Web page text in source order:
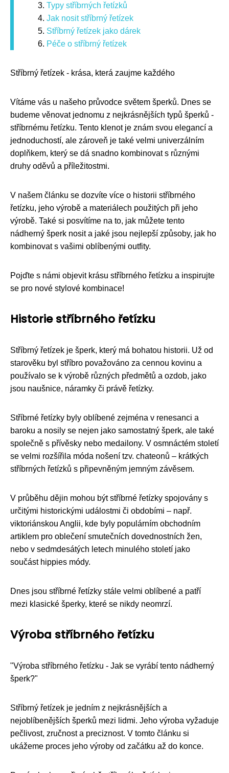
Typy stříbrných řetízků
Jak nosit stříbrný řetízek
Stříbrný řetízek jako dárek
Péče o stříbrný řetízek
Stříbrný řetízek - krása, která zaujme každého
Vítáme vás u našeho průvodce světem šperků. Dnes se
budeme věnovat jednomu z nejkrásnějších typů šperků -
stříbrnému řetízku. Tento klenot je znám svou elegancí a
jednoduchostí, ale zároveň je také velmi univerzálním
doplňkem, který se dá snadno kombinovat s různými
druhy oděvů a příležitostmi.
V našem článku se dozvíte více o historii stříbrného
řetízku, jeho výrobě a materiálech použitých při jeho
výrobě. Také si posvítíme na to, jak můžete tento
nádherný šperk nosit a jaké jsou nejlepší způsoby, jak ho
kombinovat s vašimi oblíbenými outfity.
Pojďte s námi objevit krásu stříbrného řetízku a inspirujte
se pro nové stylové kombinace!
Historie stříbrného řetízku
Stříbrný řetízek je šperk, který má bohatou historii. Už od
starověku byl stříbro považováno za cennou kovinu a
používalo se k výrobě různých předmětů a ozdob, jako
jsou naušnice, náramky či právě řetízky.
Stříbrné řetízky byly oblíbené zejména v renesanci a
baroku a nosily se nejen jako samostatný šperk, ale také
společně s přívěsky nebo medailony. V osmnáctém století
se velmi rozšířila móda nošení tzv. chateonů – krátkých
stříbrných řetízků s připevněným jemným závěsem.
V průběhu dějin mohou být stříbrné řetízky spojovány s
určitými historickými událostmi či obdobími – např.
viktoriánskou Anglii, kde byly populárním obchodním
artiklem pro oblečení smutečních dovednostních žen,
nebo v sedmdesátých letech minulého století jako
součást hippies módy.
Dnes jsou stříbrné řetízky stále velmi oblíbené a patří
mezi klasické šperky, které se nikdy neomrzí.
Výroba stříbrného řetízku
"Výroba stříbrného řetízku - Jak se vyrábí tento nádherný
šperk?"
Stříbrný řetízek je jedním z nejkrásnějších a
nejoblíbenějších šperků mezi lidmi. Jeho výroba vyžaduje
pečlivost, zručnost a preciznost. V tomto článku si
ukážeme proces jeho výroby od začátku až do konce.